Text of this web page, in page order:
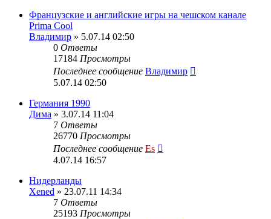
Французские и английские игры на чешском канале
Prima Cool
Владимир » 5.07.14 02:50
0 Ответы
17184 Просмотры
Последнее сообщение Владимир
5.07.14 02:50
Германия 1990
Дима » 3.07.14 11:04
7 Ответы
26770 Просмотры
Последнее сообщение Es
4.07.14 16:57
Нидерланды
Xened » 23.07.11 14:34
7 Ответы
25193 Просмотры